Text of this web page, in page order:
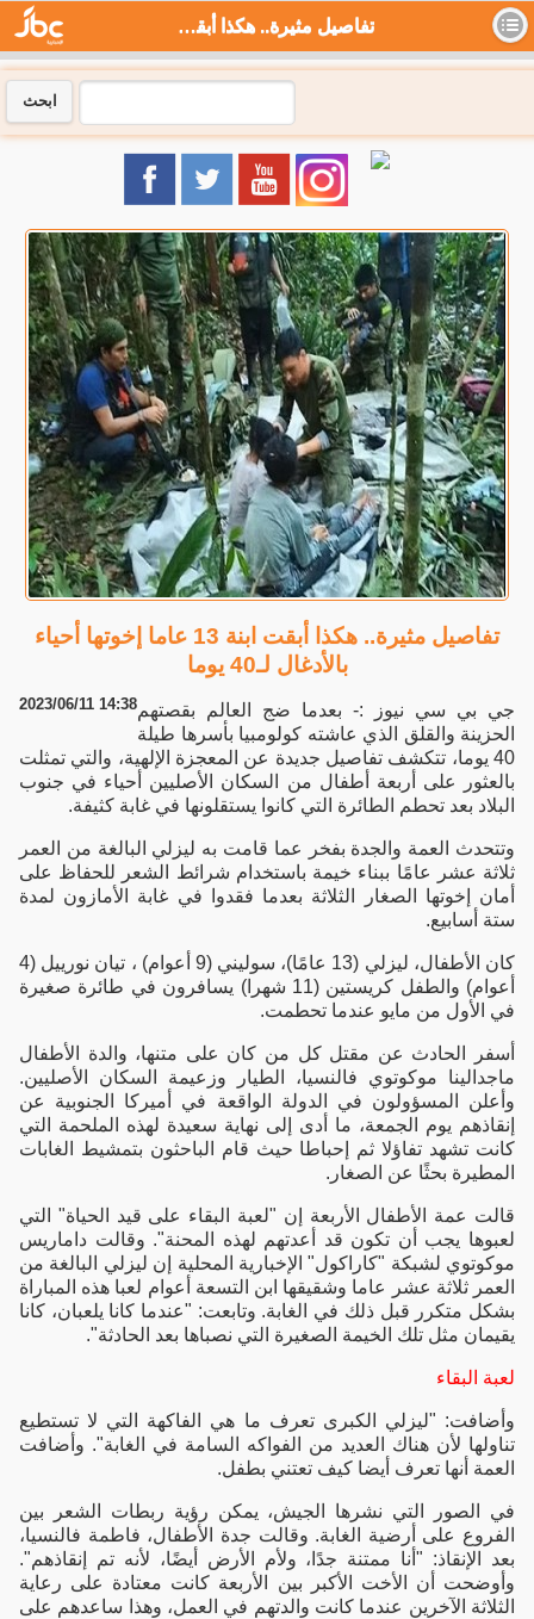
تفاصيل مثيرة.. هكذا أبقت ابنة 13 عاما إخوتها أحياء بالأدغال لـ40 يوما - جي بي سي نيوز
ابحث
تفاصيل مثيرة.. هكذا أبقت ابنة 13 عاما إخوتها أحياء
بالأدغال لـ40 يوما
2023/06/11 14:38جي بي سي نيوز :- بعدما ضج العالم بقصتهم
الحزينة والقلق الذي عاشته كولومبيا بأسرها طيلة
40 يوما، تتكشف تفاصيل جديدة عن المعجزة الإلهية، والتي تمثلت
بالعثور على أربعة أطفال من السكان الأصليين أحياء في جنوب
البلاد بعد تحطم الطائرة التي كانوا يستقلونها في غابة كثيفة.
وتتحدث العمة والجدة بفخر عما قامت به ليزلي البالغة من العمر
ثلاثة عشر عامًا ببناء خيمة باستخدام شرائط الشعر للحفاظ على
أمان إخوتها الصغار الثلاثة بعدما فقدوا في غابة الأمازون لمدة
ستة أسابيع.
كان الأطفال، ليزلي (13 عامًا)، سوليني (9 أعوام) ، تيان نورييل (4
أعوام) والطفل كريستين (11 شهرا) يسافرون في طائرة صغيرة
في الأول من مايو عندما تحطمت.
أسفر الحادث عن مقتل كل من كان على متنها، والدة الأطفال
ماجدالينا موكوتوي فالنسيا، الطيار وزعيمة السكان الأصليين.
وأعلن المسؤولون في الدولة الواقعة في أميركا الجنوبية عن
إنقاذهم يوم الجمعة، ما أدى إلى نهاية سعيدة لهذه الملحمة التي
كانت تشهد تفاؤلا ثم إحباطا حيث قام الباحثون بتمشيط الغابات
المطيرة بحثًا عن الصغار.
قالت عمة الأطفال الأربعة إن "لعبة البقاء على قيد الحياة" التي
لعبوها يجب أن تكون قد أعدتهم لهذه المحنة". وقالت داماريس
موكوتوي لشبكة "كاراكول" الإخبارية المحلية إن ليزلي البالغة من
العمر ثلاثة عشر عاما وشقيقها ابن التسعة أعوام لعبا هذه المباراة
بشكل متكرر قبل ذلك في الغابة. وتابعت: "عندما كانا يلعبان، كانا
يقيمان مثل تلك الخيمة الصغيرة التي نصباها بعد الحادثة".
لعبة البقاء
وأضافت: "ليزلي الكبرى تعرف ما هي الفاكهة التي لا تستطيع
تناولها لأن هناك العديد من الفواكه السامة في الغابة". وأضافت
العمة أنها تعرف أيضا كيف تعتني بطفل.
في الصور التي نشرها الجيش، يمكن رؤية ربطات الشعر بين
الفروع على أرضية الغابة. وقالت جدة الأطفال، فاطمة فالنسيا،
بعد الإنقاذ: "أنا ممتنة جدًا، ولأم الأرض أيضًا، لأنه تم إنقاذهم".
وأوضحت أن الأخت الأكبر بين الأربعة كانت معتادة على رعاية
الثلاثة الآخرين عندما كانت والدتهم في العمل، وهذا ساعدهم على